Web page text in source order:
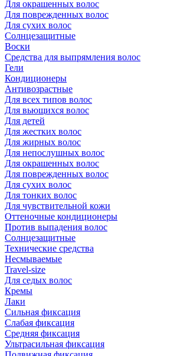
Для окрашенных волос
Для поврежденных волос
Для сухих волос
Солнцезащитные
Воски
Средства для выпрямления волос
Гели
Кондиционеры
Антивозрастные
Для всех типов волос
Для вьющихся волос
Для детей
Для жестких волос
Для жирных волос
Для непослушных волос
Для окрашенных волос
Для поврежденных волос
Для сухих волос
Для тонких волос
Для чувствительной кожи
Оттеночные кондиционеры
Против выпадения волос
Солнцезащитные
Технические средства
Несмываемые
Travel-size
Для седых волос
Кремы
Лаки
Сильная фиксация
Слабая фиксация
Средняя фиксация
Ультрасильная фиксация